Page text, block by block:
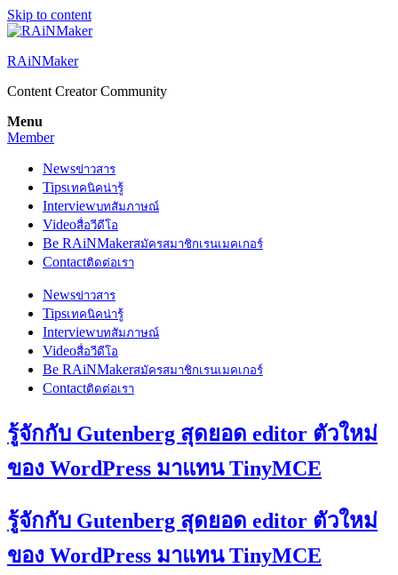
Skip to content
RAiNMaker
Content Creator Community
Menu
Member
Newsข่าวสาร
Tipsเทคนิคน่ารู้
Interviewบทสัมภาษณ์
Videoสื่อวีดีโอ
Be RAiNMakerสมัครสมาชิกเรนเมคเกอร์
Contactติดต่อเรา
Newsข่าวสาร
Tipsเทคนิคน่ารู้
Interviewบทสัมภาษณ์
Videoสื่อวีดีโอ
Be RAiNMakerสมัครสมาชิกเรนเมคเกอร์
Contactติดต่อเรา
รู้จักกับ Gutenberg สุดยอด editor ตัวใหม่
ของ WordPress มาแทน TinyMCE
รู้จักกับ Gutenberg สุดยอด editor ตัวใหม่
ของ WordPress มาแทน TinyMCE